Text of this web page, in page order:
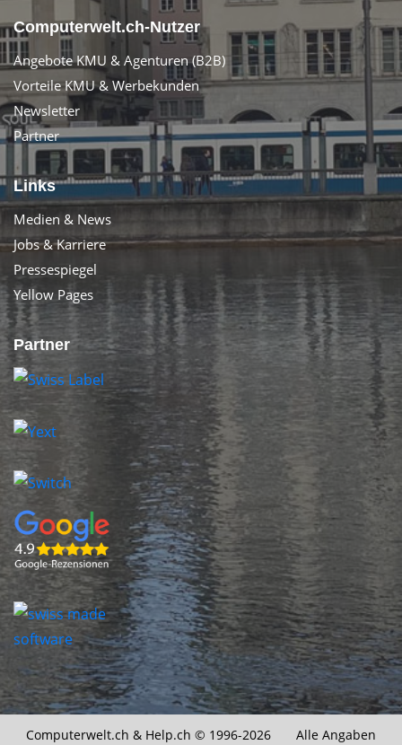
Computerwelt.ch-Nutzer
Angebote KMU & Agenturen (B2B)
Vorteile KMU & Werbekunden
Newsletter
Partner
Links
Medien & News
Jobs & Karriere
Pressespiegel
Yellow Pages
Partner
Computerwelt.ch & Help.ch © 1996-2026 Alle Angaben